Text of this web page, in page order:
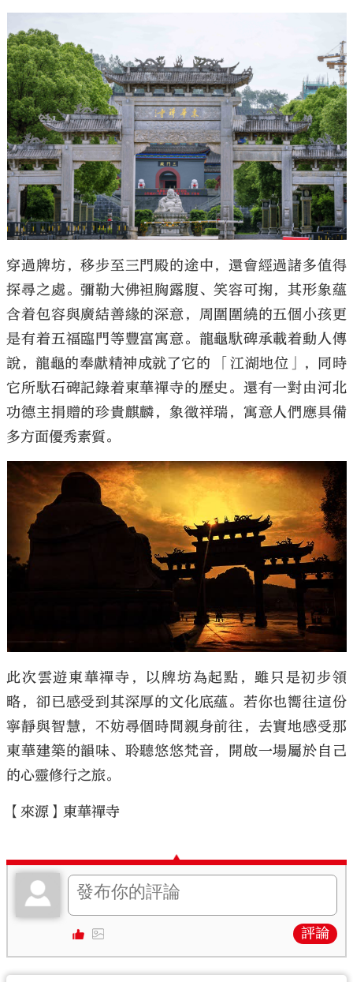
穿過牌坊，移步至三門殿的途中，還會經過諸多值得
探尋之處。彌勒大佛袒胸露腹、笑容可掬，其形象蘊
含着包容與廣結善緣的深意，周圍圍繞的五個小孩更
是有着五福臨門等豐富寓意。龍龜馱碑承載着動人傳
說，龍龜的奉獻精神成就了它的 「江湖地位」，同時
它所馱石碑記錄着東華禪寺的歷史。還有一對由河北
功德主捐贈的珍貴麒麟，象徵祥瑞，寓意人們應具備
多方面優秀素質。
此次雲遊東華禪寺，以牌坊為起點，雖只是初步領
略，卻已感受到其深厚的文化底蘊。若你也嚮往這份
寧靜與智慧，不妨尋個時間親身前往，去實地感受那
東華建築的韻味、聆聽悠悠梵音，開啟一場屬於自己
的心靈修行之旅。
【來源】東華禪寺
評論